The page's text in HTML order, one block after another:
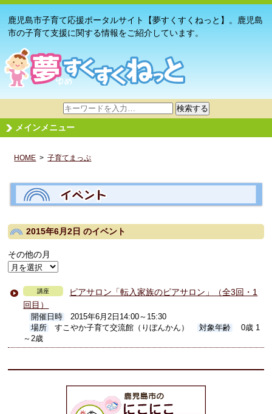
鹿児島市子育て応援ポータルサイト【夢すくすくねっと】。鹿児島
市の子育て支援に関する情報をご紹介しています。
サ
イ
ト
検
検索する
メインメニュー
HOME >子育てまっぷ
2015年6月2日のイベント
その他の月
講座
ピアサロン「転入家族のピアサロン」（全3回・1
回目）
開催日時
2015年6月2日14:00～15:30
場所
すこやか子育て交流館（りぼんかん） 対象年齢
0歳 1
～2歳